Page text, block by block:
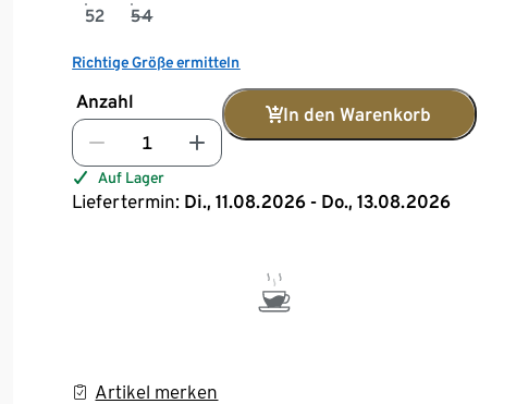
52 54
Richtige Größe ermitteln
Anzahl
In den Warenkorb
Auf Lager
Liefertermin: Di., 11.08.2026 - Do., 13.08.2026
Artikel merken